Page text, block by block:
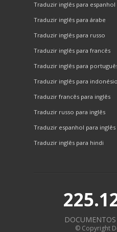
Traduzir inglês para espanhol
Traduzir inglês para árabe
Traduzir inglês para russo
Traduzir inglês para francês
Traduzir inglês para
Traduzir inglês para indonésio
Traduzir francês para inglês
Traduzir russo para inglês
Traduzir espanhol para inglês
Traduzir inglês para hindi
© Copyright